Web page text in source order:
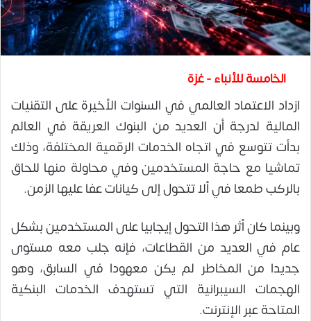
الخامسة للأنباء - غزة
ازداد الاعتماد العالمي في السنوات الأخيرة على التقنيات
المالية لدرجة أن العديد من البنوك العريقة في العالم
بدأت تتوسع في اتجاه الخدمات الرقمية المختلفة، وذلك
تماشيا مع حاجة المستخدمين وفي محاولة منها للحاق
بالركب طمعا في ألا تتحول إلى كيانات عفا عليها الزمن.
وبينما كان أثر هذا التحول إيجابيا على المستخدمين بشكل
عام في العديد من القطاعات، فإنه جلب معه مستوى
جديدا من المخاطر لم يكن معهودا في السابق، وهو
الهجمات السيبرانية التي تستهدف الخدمات البنكية
المتاحة عبر الإنترنت.